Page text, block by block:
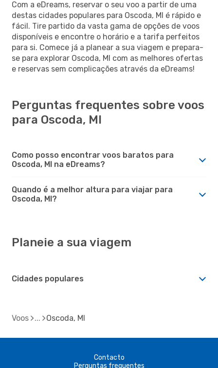
Com a eDreams, reservar o seu voo a partir de uma
destas cidades populares para Oscoda, MI é rápido e
fácil. Tire partido da vasta gama de opções de voos
disponíveis e encontre o horário e a tarifa perfeitos
para si. Comece já a planear a sua viagem e prepara-
se para explorar Oscoda, MI com as melhores ofertas
e reservas sem complicações através da eDreams!
Perguntas frequentes sobre voos
para Oscoda, MI
Como posso encontrar voos baratos para
Oscoda, MI na eDreams?
Quando é a melhor altura para viajar para
Oscoda, MI?
Planeie a sua viagem
Cidades populares
Voos Oscoda, MI
Contacto
Perguntas frequentes